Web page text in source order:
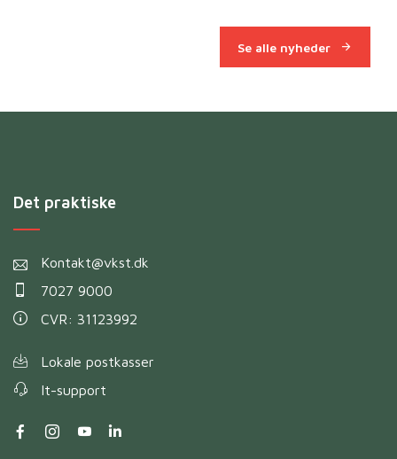
Se alle nyheder
Det praktiske
Kontakt@vkst.dk
7027 9000
CVR: 31123992
Lokale postkasser
It-support